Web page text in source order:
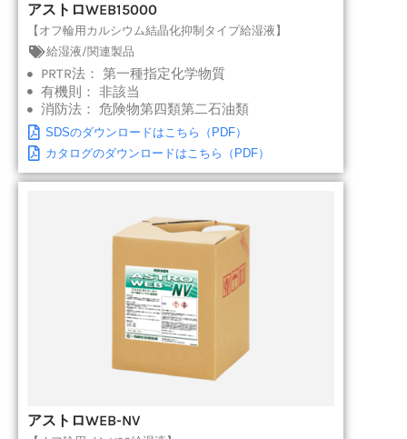
アストロWEB15000
【オフ輪用カルシウム結晶化抑制タイプ給湿液】
給湿液/関連製品
PRTR法： 第一種指定化学物質
有機則： 非該当
消防法： 危険物第四類第二石油類
SDSのダウンロードはこちら（PDF）
カタログのダウンロードはこちら（PDF）
アストロWEB-NV